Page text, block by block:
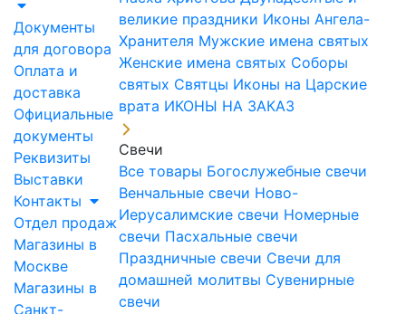
Документы
для договора
Оплата и
доставка
Официальные
документы
Реквизиты
Выставки
Контакты
Отдел продаж
Магазины в
Москве
Магазины в
Санкт-
великие праздники Иконы Ангела-
Хранителя Мужские имена святых
Женские имена святых Соборы
святых Святцы Иконы на Царские
врата ИКОНЫ НА ЗАКАЗ
Свечи
Все товары Богослужебные свечи
Венчальные свечи Ново-
Иерусалимские свечи Номерные
свечи Пасхальные свечи
Праздничные свечи Свечи для
домашней молитвы Сувенирные
свечи